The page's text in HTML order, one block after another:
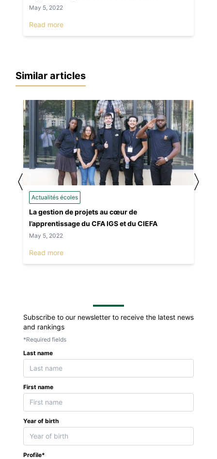
May 5, 2022
Read more
Similar articles
Actualités écoles
La gestion de projets au cœur de
l’apprentissage du CFA IGS et du CIEFA
May 5, 2022
Read more
〈 〉
Subscribe to our newsletter to receive the latest news
and rankings
*Required fields
Last name
First name
Year of birth
Profile*